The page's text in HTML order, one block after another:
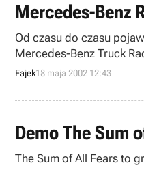
Mercedes-Benz
Od czasu do czasu
Mercedes-Benz Truck
doskonałych wyścigów
Fajek18 maja 2002 12:43
Demo The Sum
The Sum of All Fears to